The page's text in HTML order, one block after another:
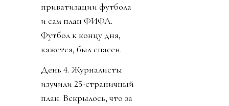
приватизации футбола
и сам план ФИФА.
Футбол к концу дня,
кажется, был спасен.
День 4. Журналисты
изучили 25-страничный
план. Вскрылось, что за